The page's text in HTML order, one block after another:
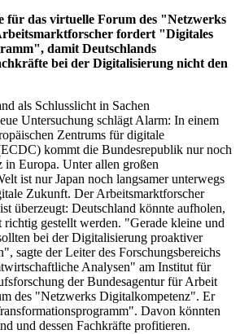
für das virtuelle Forum des "Netzwerks
fordert "Digitales
damit Deutschlands
bei der Digitalisierung nicht den
als Schlusslicht in Sachen
Untersuchung schlägt Alarm: In einem
Zentrums für digitale
kommt die Bundesrepublik nur noch
in Europa. Unter allen großen
ist nur Japan noch langsamer unterwegs
Zukunft. Der Arbeitsmarktforscher
überzeugt: Deutschland könnte aufholen,
richtig gestellt werden. "Gerade kleine und
bei der Digitalisierung proaktiver
sagte der Leiter des Forschungsbereichs
Analysen" am Institut für
der Bundesagentur für Arbeit
des "Netzwerks Digitalkompetenz". Er
Davon könnten
und dessen Fachkräfte profitieren.